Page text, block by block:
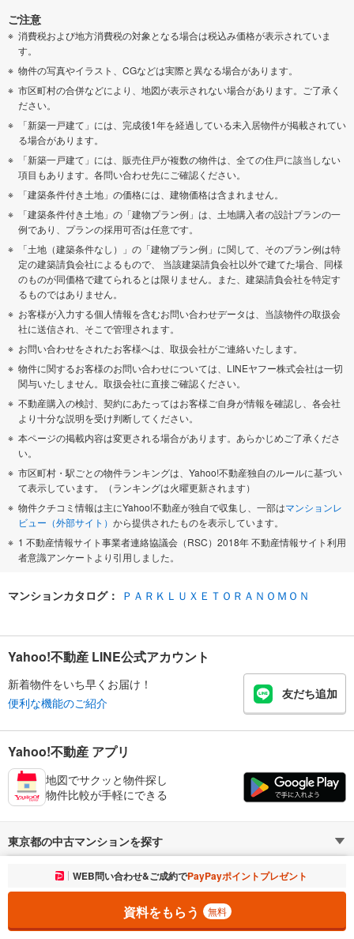
ご注意
消費税および地方消費税の対象となる場合は税込み価格が表示されていま
す。
物件の写真やイラスト、CGなどは実際と異なる場合があります。
市区町村の合併などにより、地図が表示されない場合があります。ご了承く
ださい。
「新築一戸建て」には、完成後1年を経過している未入居物件が掲載されてい
る場合があります。
「新築一戸建て」には、販売住戸が複数の物件は、全ての住戸に該当しない
項目もあります。各問い合わせ先にご確認ください。
「建築条件付き土地」の価格には、建物価格は含まれません。
「建築条件付き土地」の「建物プラン例」は、土地購入者の設計プランの一
例であり、プランの採用可否は任意です。
「土地（建築条件なし）」の「建物プラン例」に関して、そのプラン例は特
定の建築請負会社によるもので、 当該建築請負会社以外で建てた場合、同様
のものが同価格で建てられるとは限りません。また、建築請負会社を特定す
るものではありません。
お客様が入力する個人情報を含むお問い合わせデータは、当該物件の取扱会
社に送信され、そこで管理されます。
お問い合わせをされたお客様へは、取扱会社がご連絡いたします。
物件に関するお客様のお問い合わせについては、LINEヤフー株式会社は一切
関与いたしません。取扱会社に直接ご確認ください。
不動産購入の検討、契約にあたってはお客様ご自身が情報を確認し、各会社
より十分な説明を受け判断してください。
本ページの掲載内容は変更される場合があります。あらかじめご了承くださ
い。
市区町村・駅ごとの物件ランキングは、Yahoo!不動産独自のルールに基づい
て表示しています。（ランキングは火曜更新されます）
物件クチコミ情報は主にYahoo!不動産が独自で収集し、一部はマンションレ
ビュー（外部サイト） から提供されたものを表示しています。
1 不動産情報サイト事業者連絡協議会（RSC）2018年 不動産情報サイト利用
者意識アンケートより引用しました。
マンションカタログ： ＰＡＲＫＬＵＸＥＴＯＲＡＮＯＭＯＮ
お気に入りに追加しました。 一覧を開く
WEB問い合わせ&ご成約でPayPayポイントプレゼント
資料をもらう 無料
Yahoo!不動産 LINE公式アカウント
新着物件をいち早くお届け！
便利な機能のご紹介
友だち追加
Yahoo!不動産 アプリ
地図でサクッと物件探し
物件比較が手軽にできる
東京都の中古マンションを探す
路線・駅から探す 地域から探す
通勤・通学時間から探す 地図から探す
港区の不動産情報を探す
賃貸住宅